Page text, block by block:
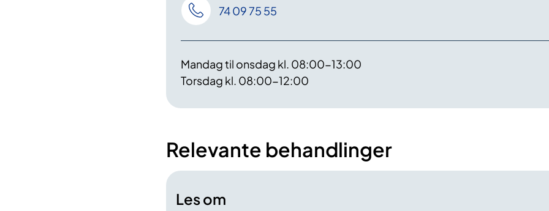
74 09 75 55
Mandag til onsdag kl. 08:00-13:00
Torsdag kl. 08:00-12:00
Relevante behandlinger
Les om